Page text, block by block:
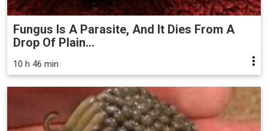
Fungus Is A Parasite, And It Dies From A
Drop Of Plain...
10 h 46 min